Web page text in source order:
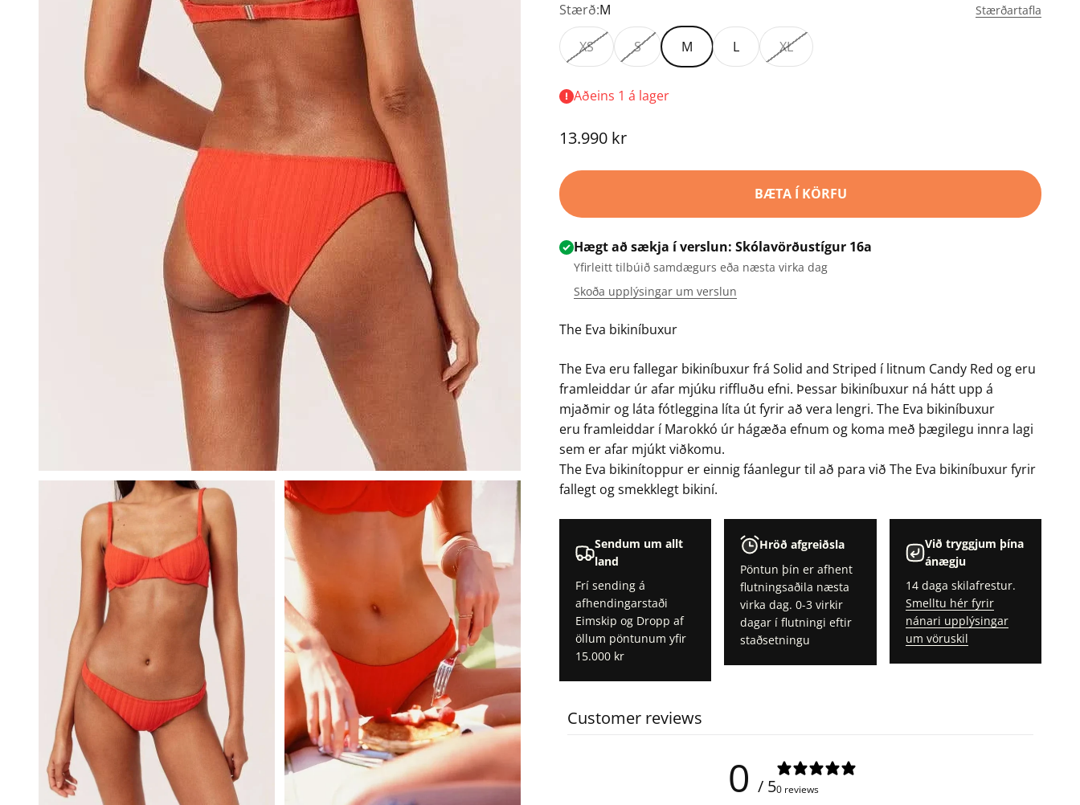
Stærð:M Stærðartafla
XS S M L XL
Aðeins 1 á lager
Tilboðsverð
13.990 kr
BÆTA Í KÖRFU
Hægt að sækja í verslun: Skólavörðustígur 16a
Yfirleitt tilbúið samdægurs eða næsta virka dag
Skoða upplýsingar um verslun
The Eva bikiníbuxur
The Eva eru fallegar bikiníbuxur frá Solid and Striped í litnum Candy Red og eru
framleiddar úr afar mjúku riffluðu efni. Þessar bikiníbuxur ná hátt upp á
mjaðmir og láta fótleggina líta út fyrir að vera lengri. The Eva bikiníbuxur
eru framleiddar í Marokkó úr hágæða efnum og koma með þægilegu innra lagi
sem er afar mjúkt viðkomu.
The Eva bikinítoppur er einnig fáanlegur til að para við The Eva bikiníbuxur fyrir
fallegt og smekklegt bikiní.
Sendum um allt
land
Frí sending á
afhendingarstaði
Eimskip og Dropp af
öllum pöntunum yfir
15.000 kr
Hröð afgreiðsla
Pöntun þín er afhent
flutningsaðila næsta
virka dag. 0-3 virkir
dagar í flutningi eftir
staðsetningu
Við tryggjum þína
ánægju
14 daga skilafrestur.
Smelltu hér fyrir
nánari upplýsingar
um vöruskil
Customer reviews
0 / 50 reviews